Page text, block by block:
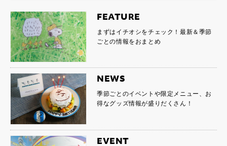
FEATURE
まずはイチオシをチェック！最新＆季節
ごとの情報をおまとめ
NEWS
季節ごとのイベントや限定メニュー、お
得なグッズ情報が盛りだくさん！
EVENT